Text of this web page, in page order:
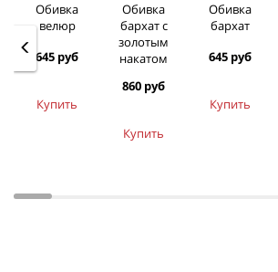
Обивка
велюр
645 руб
Купить
Обивка
бархат c
золотым
накатом
860 руб
Купить
Обивка
бархат
645 руб
Купить